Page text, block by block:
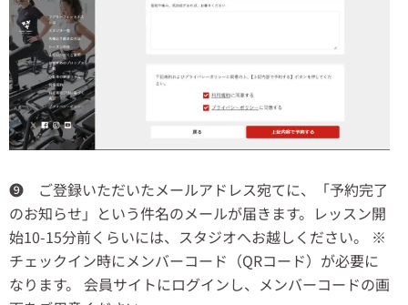
❾ ご登録いただいたメールアドレス宛てに、「予約完了
のお知らせ」という件名のメールが届きます。レッスン開
始10-15分前くらいには、スタジオへお越しください。 ※
チェックイン時にメンバーコード（QRコード）が必要に
なります。 会員サイトにログインし、メンバーコードの画